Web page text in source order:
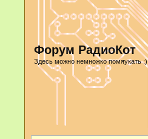
Форум РадиоКот
Здесь можно немножко помяукать :)